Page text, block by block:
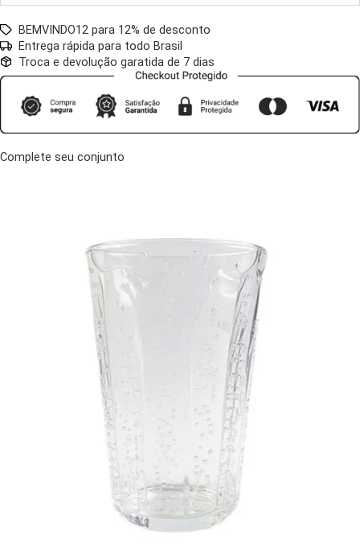
BEMVINDO12 para 12% de desconto
Entrega rápida para todo Brasil
Troca e devolução garatida de 7 dias
Complete seu conjunto